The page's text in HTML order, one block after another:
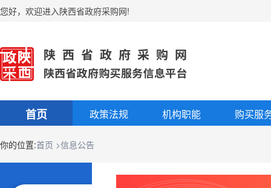
您好， 欢迎进入陕西省政府采购网!
首页 政策法规 机构职能 购买服
你的位置:首页 >信息公告